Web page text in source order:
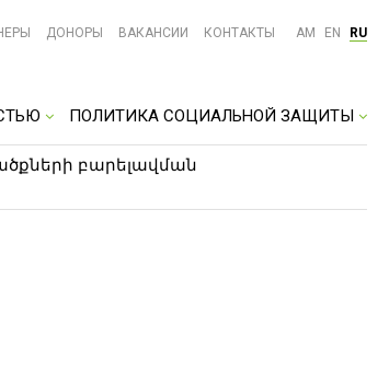
ПОЛИТИКА СОЦИАЛЬНОЙ ЗАЩИТЫ
ДОНОРЫ ВАКАНСИИ КОНТАКТЫ AM EN RU
բարելավման